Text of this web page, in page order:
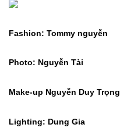
Fashion: Tommy nguyễn
Photo: Nguyễn Tài
Make-up Nguyễn Duy Trọng
Lighting: Dung Gia